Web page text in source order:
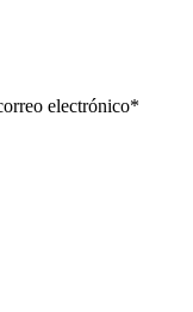
electrónico*